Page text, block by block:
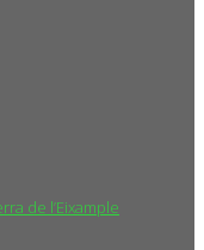
de l’Eixample